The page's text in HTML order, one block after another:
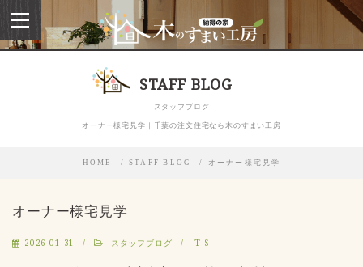
toggle
navigation
STAFF BLOG
スタッフブログ
オーナー様宅見学｜千葉の注文住宅なら木のすまい工房
HOME STAFF BLOG オーナー様宅見学
オーナー様宅見学
2026-01-31 スタッフブログ T S